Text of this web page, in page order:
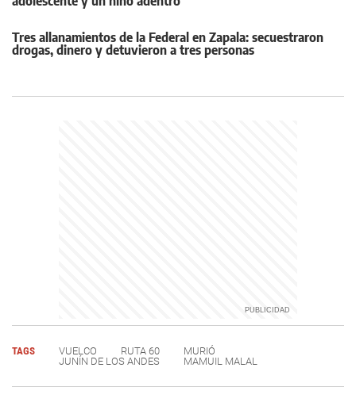
Tres allanamientos de la Federal en Zapala: secuestraron
drogas, dinero y detuvieron a tres personas
TAGS VUELCO RUTA 60
MURIÓ
JUNÍN DE LOS ANDES
MAMUIL MALAL